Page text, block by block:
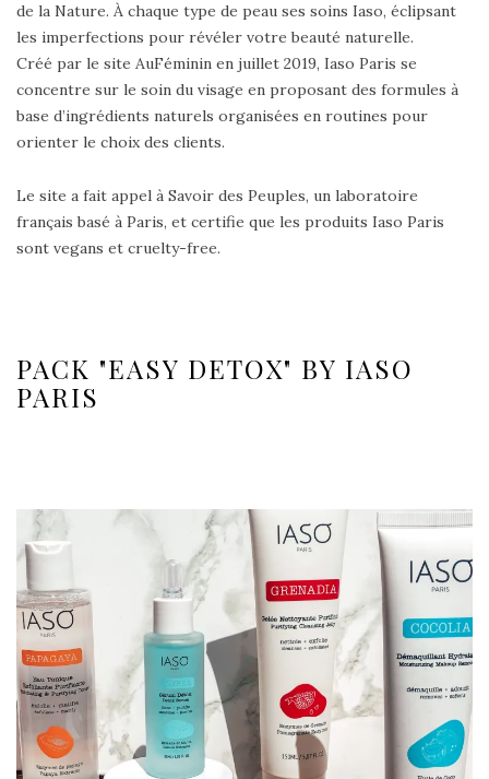
de la Nature. À chaque type de peau ses soins Iaso, éclipsant
les imperfections pour révéler votre beauté naturelle.
Créé par le site AuFéminin en juillet 2019, Iaso Paris se
concentre sur le soin du visage en proposant des formules à
base d’ingrédients naturels organisées en routines pour
orienter le choix des clients.
Le site a fait appel à Savoir des Peuples, un laboratoire
français basé à Paris, et certifie que les produits Iaso Paris
sont vegans et cruelty-free.
PACK "EASY DETOX" BY IASO
PARIS